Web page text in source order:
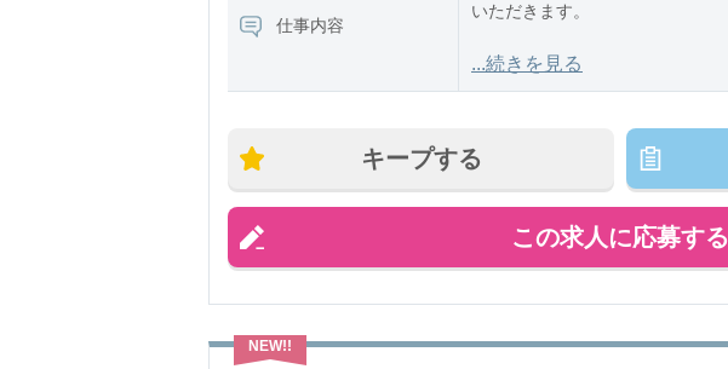
仕事内容
いただきます。
▼配属先での業務内容
●評価試験に使用す
...続きを見る
キープする
この求人に応募する